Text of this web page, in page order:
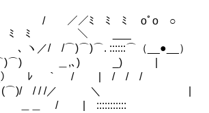
／ﾐ ﾐ ﾐ oﾟo ○
彡ﾐ ﾐ ﾐ ＼ ___
／/ /⌒)⌒)⌒. ::::::⌒（__●__）
＿,､) _) |
o__） ﾚ ｀ / | / / /
/ / /／ ＼ |
＿ / | :::::::::::